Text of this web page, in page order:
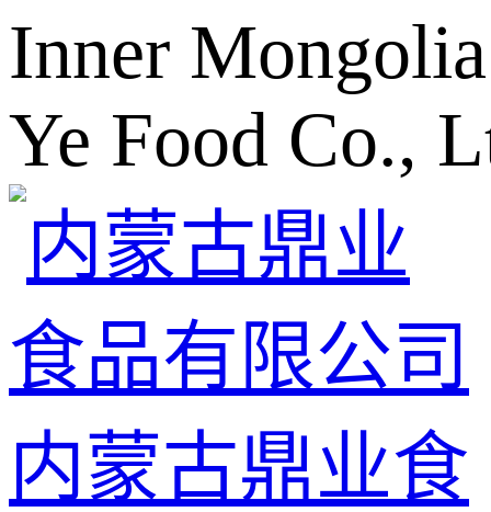
Inner
Ye Food Co.,
内蒙古鼎业食